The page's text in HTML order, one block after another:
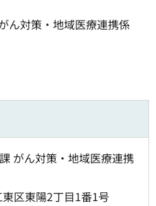
ん対策・地域医療連携係
がん対策・地域医療連携
区東陽2丁目1番1号